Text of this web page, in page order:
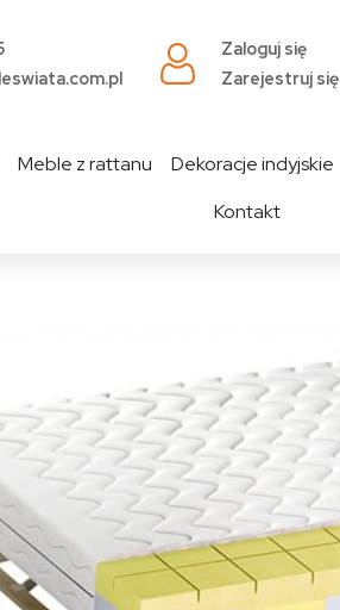
Zaloguj się
Zarejestruj się
Meble z rattanu Dekoracje indyjskie
Kontakt